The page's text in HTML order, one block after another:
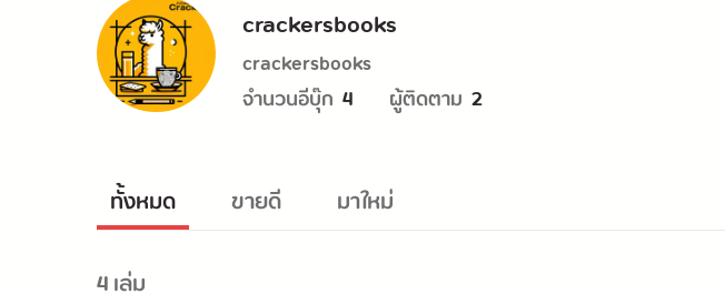
crackersbooks
crackersbooks
จำนวนอีบุ๊ก 4 ผู้ติดตาม 2
ทั้งหมด ขายดี
มาใหม่
4 เล่ม